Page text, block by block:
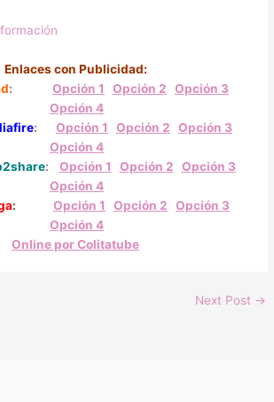
Enlaces con Publicidad:
: Opción 1 Opción 2
Opción 3
Opción 4
: Opción 1 Opción 2
Opción 3
Opción 4
: Opción 1 Opción 2
Opción 3
Opción 4
: Opción 1 Opción 2
Opción 3
Opción 4
Online por Colitatube
Next Post →